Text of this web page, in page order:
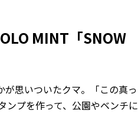
MINT「SNOW
思いついたクマ。「この真っ
ンプを作って、公園やベンチに